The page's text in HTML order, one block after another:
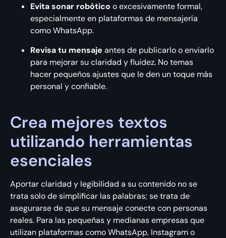
Evita sonar robótico o excesivamente formal,
especialmente en plataformas de mensajería
como WhatsApp.
Revisa tu mensaje antes de publicarlo o enviarlo
para mejorar su claridad y fluidez. No temas
hacer pequeños ajustes que le den un toque más
personal y confiable.
Crea mejores textos
utilizando herramientas
esenciales
Aportar claridad y legibilidad a su contenido no se
trata solo de simplificar las palabras; se trata de
asegurarse de que su mensaje conecte con personas
reales. Para las pequeñas y medianas empresas que
utilizan plataformas como WhatsApp, Instagram o